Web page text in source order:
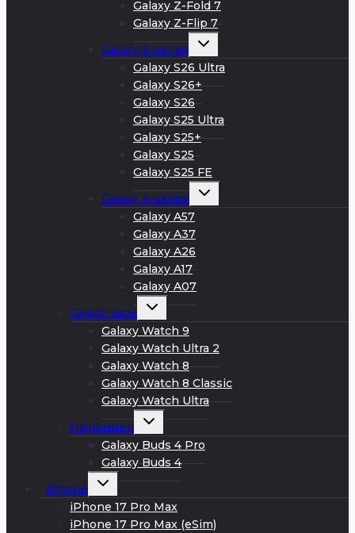
Galaxy Z-Fold 7
Galaxy Z-Flip 7
Galaxy S-series
Развернуть
меню
Galaxy S26 Ultra
Galaxy S26+
Galaxy S26
Galaxy S25 Ultra
Galaxy S25+
Galaxy S25
Galaxy S25 FE
Galaxy A-series
Развернуть
меню
Galaxy A57
Galaxy A37
Galaxy A26
Galaxy A17
Galaxy A07
Смарт часы
Развернуть
меню
Galaxy Watch 9
Galaxy Watch Ultra 2
Galaxy Watch 8
Galaxy Watch 8 Classic
Galaxy Watch Ultra
Наушники
Развернуть
меню
Galaxy Buds 4 Pro
Galaxy Buds 4
iPhone
Развернуть
меню
iPhone 17 Pro Max
iPhone 17 Pro Max (eSim)